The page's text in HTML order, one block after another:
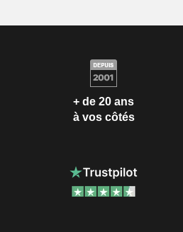
+ de 20 ans
à vos côtés